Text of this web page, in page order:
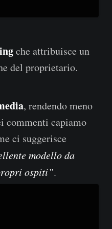
che attribuisce un
del proprietario.
, rendendo meno
commenti capiamo
ci suggerisce
modello da
ospiti”.